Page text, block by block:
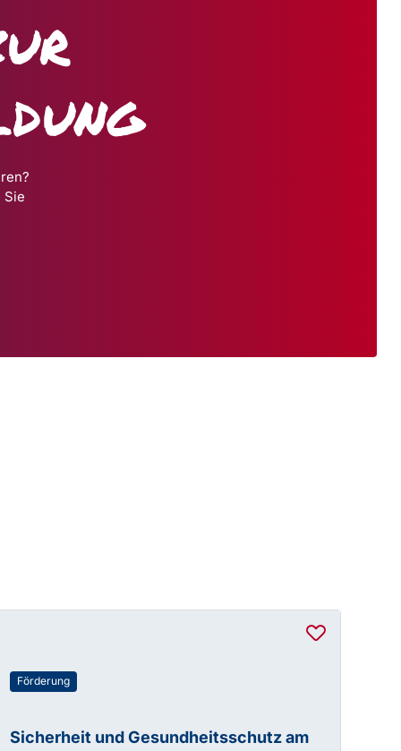
Sie
Förderung
Sicherheit und Gesundheitsschutz am